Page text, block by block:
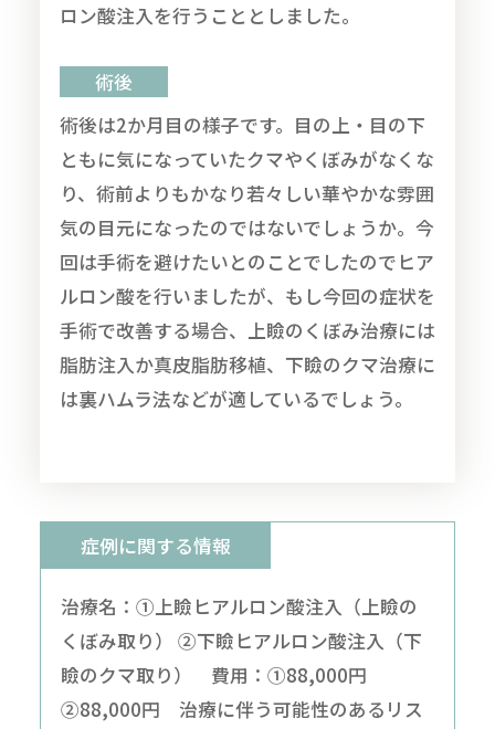
ロン酸注入を行うこととしました。
術後
術後は2か月目の様子です。目の上・目の下
ともに気になっていたクマやくぼみがなくな
り、術前よりもかなり若々しい華やかな雰囲
気の目元になったのではないでしょうか。今
回は手術を避けたいとのことでしたのでヒア
ルロン酸を行いましたが、もし今回の症状を
手術で改善する場合、上瞼のくぼみ治療には
脂肪注入か真皮脂肪移植、下瞼のクマ治療に
は裏ハムラ法などが適しているでしょう。
症例に関する情報
治療名：①上瞼ヒアルロン酸注入（上瞼の
くぼみ取り） ②下瞼ヒアルロン酸注入（下
瞼のクマ取り） 費用：①88,000円
②88,000円 治療に伴う可能性のあるリス